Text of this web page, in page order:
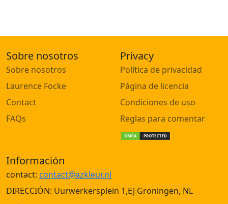
Sobre nosotros
Sobre nosotros
Laurence Focke
Contact
FAQs
Privacy
Política de privacidad
Página de licencia
Condiciones de uso
Reglas para comentar
Información
contact: contact@azkleur.nl
DIRECCIÓN: Uurwerkersplein 1,EJ Groningen, NL